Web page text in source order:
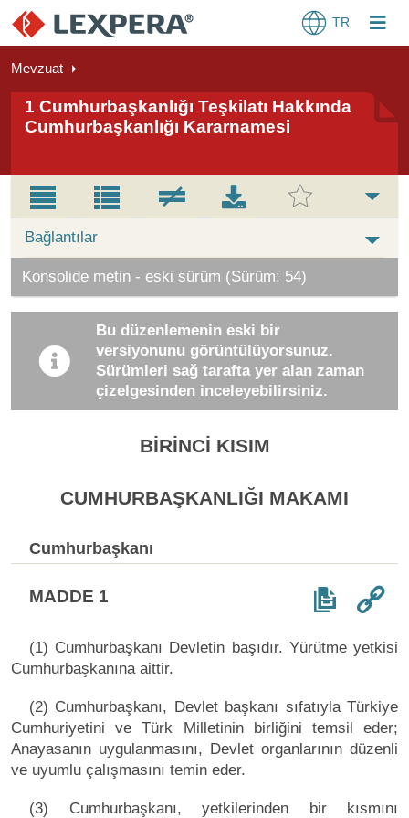
TR
Mevzuat
1 Cumhurbaşkanlığı Teşkilatı Hakkında
Cumhurbaşkanlığı Kararnamesi
Bağlantılar
Konsolide metin - eski sürüm (Sürüm: 54)
Bu düzenlemenin eski bir
versiyonunu görüntülüyorsunuz.
Sürümleri sağ tarafta yer alan zaman
çizelgesinden inceleyebilirsiniz.
BİRİNCİ KISIM
CUMHURBAŞKANLIĞI MAKAMI
Cumhurbaşkanı
MADDE 1
(1) Cumhurbaşkanı Devletin başıdır. Yürütme yetkisi
Cumhurbaşkanına aittir.
(2) Cumhurbaşkanı, Devlet başkanı sıfatıyla Türkiye
Cumhuriyetini ve Türk Milletinin birliğini temsil eder;
Anayasanın uygulanmasını, Devlet organlarının düzenli
ve uyumlu çalışmasını temin eder.
(3) Cumhurbaşkanı, yetkilerinden bir kısmını